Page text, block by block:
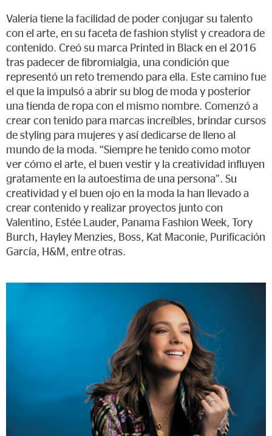
Valeria tiene la facilidad de poder conjugar su talento
con el arte, en su faceta de fashion stylist y creadora de
contenido. Creó su marca Printed in Black en el 2016
tras padecer de fibromialgia, una condición que
representó un reto tremendo para ella. Este camino fue
el que la impulsó a abrir su blog de moda y posterior
una tienda de ropa con el mismo nombre. Comenzó a
crear con tenido para marcas increíbles, brindar cursos
de styling para mujeres y así dedicarse de lleno al
mundo de la moda. “Siempre he tenido como motor
ver cómo el arte, el buen vestir y la creatividad influyen
gratamente en la autoestima de una persona”. Su
creatividad y el buen ojo en la moda la han llevado a
crear contenido y realizar proyectos junto con
Valentino, Estée Lauder, Panama Fashion Week, Tory
Burch, Hayley Menzies, Boss, Kat Maconie, Purificación
García, H&M, entre otras.